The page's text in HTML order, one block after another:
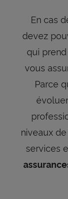
En cas
devez
qui
vous
Parce
niveaux
services